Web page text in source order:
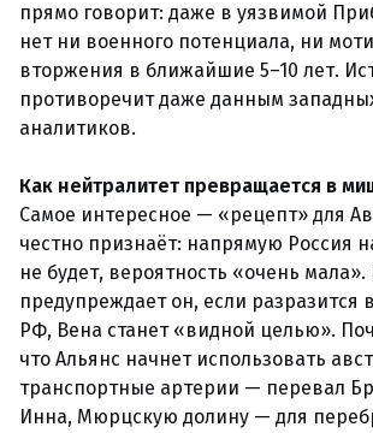
прямо говорит: даже в уязвимой
нет ни военного потенциала, ни
вторжения в ближайшие 5–10 лет.
противоречит даже данным
аналитиков.
Как нейтралитет превращается в
Самое интересное — «рецепт» для
честно признаёт: напрямую Россия
не будет, вероятность «очень мала».
предупреждает он, если разразится
РФ, Вена станет «видной целью».
что Альянс начнет использовать
транспортные артерии — перевал
Инна, Мюрцскую долину — для